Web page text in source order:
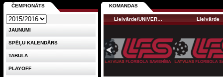
KOMANDAS
Lielvārde/UNIVER… Lielvārde
ČEMPIONĀTS
JAUNUMI
SPĒĻU KALENDĀRS
TABULA
PLAYOFF